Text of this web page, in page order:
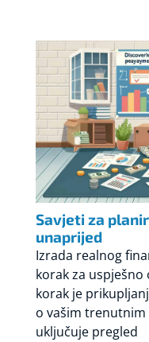
Savjeti za
unaprijed
Izrada realnog
korak za
korak je
o vašim trenutnim
uključuje pregled